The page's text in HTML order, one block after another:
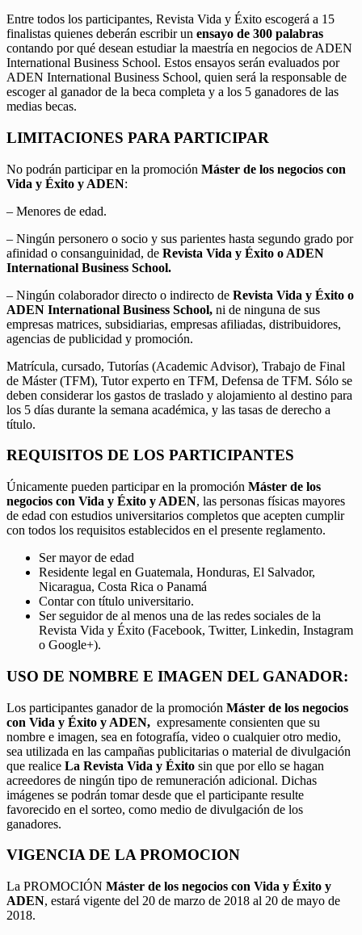
Entre todos los participantes, Revista Vida y Éxito escogerá a 15
finalistas quienes deberán escribir un ensayo de 300 palabras
contando por qué desean estudiar la maestría en negocios de ADEN
International Business School. Estos ensayos serán evaluados por
ADEN International Business School, quien será la responsable de
escoger al ganador de la beca completa y a los 5 ganadores de las
medias becas.
LIMITACIONES PARA PARTICIPAR
No podrán participar en la promoción Máster de los negocios con
Vida y Éxito y ADEN:
– Menores de edad.
– Ningún personero o socio y sus parientes hasta segundo grado por
afinidad o consanguinidad, de Revista Vida y Éxito o ADEN
International Business School.
– Ningún colaborador directo o indirecto de Revista Vida y Éxito o
ADEN International Business School, ni de ninguna de sus
empresas matrices, subsidiarias, empresas afiliadas, distribuidores,
agencias de publicidad y promoción.
Matrícula, cursado, Tutorías (Academic Advisor), Trabajo de Final
de Máster (TFM), Tutor experto en TFM, Defensa de TFM. Sólo se
deben considerar los gastos de traslado y alojamiento al destino para
los 5 días durante la semana académica, y las tasas de derecho a
título.
REQUISITOS DE LOS PARTICIPANTES
Únicamente pueden participar en la promoción Máster de los
negocios con Vida y Éxito y ADEN, las personas físicas mayores
de edad con estudios universitarios completos que acepten cumplir
con todos los requisitos establecidos en el presente reglamento.
Ser mayor de edad
Residente legal en Guatemala, Honduras, El Salvador,
Nicaragua, Costa Rica o Panamá
Contar con título universitario.
Ser seguidor de al menos una de las redes sociales de la
Revista Vida y Éxito (Facebook, Twitter, Linkedin, Instagram
o Google+).
USO DE NOMBRE E IMAGEN DEL GANADOR:
Los participantes ganador de la promoción Máster de los negocios
con Vida y Éxito y ADEN, expresamente consienten que su
nombre e imagen, sea en fotografía, video o cualquier otro medio,
sea utilizada en las campañas publicitarias o material de divulgación
que realice La Revista Vida y Éxito sin que por ello se hagan
acreedores de ningún tipo de remuneración adicional. Dichas
imágenes se podrán tomar desde que el participante resulte
favorecido en el sorteo, como medio de divulgación de los
ganadores.
VIGENCIA DE LA PROMOCION
La PROMOCIÓN Máster de los negocios con Vida y Éxito y
ADEN, estará vigente del 20 de marzo de 2018 al 20 de mayo de
2018.